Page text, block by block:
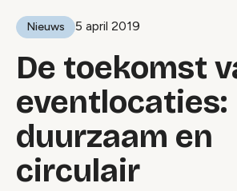
Nieuws 5 april 2019
De toekomst
eventlocaties:
duurzaam en
circulair